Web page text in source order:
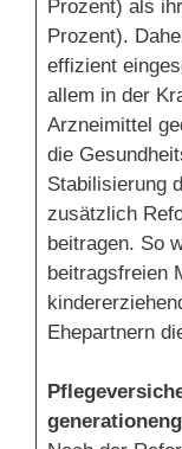
Prozent) als
Prozent).
effizient
allem in der
Arzneimittel
die
Stabilisierung
zusätzlich
beitragen. So
beitragsfreien
Ehepartnern